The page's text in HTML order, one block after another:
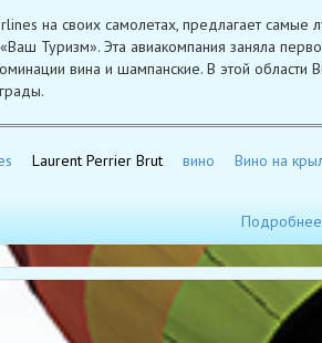
на своих самолетах, предлагает самые
Туризм». Эта авиакомпания заняла
вина и шампанские. В этой области
Laurent Perrier Brut вино Вино на
Подробнее